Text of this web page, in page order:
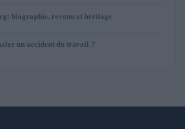
biographie, revenu et héritage
un accident du travail ?